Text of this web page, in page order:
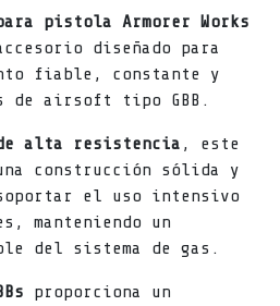
pistola Armorer Works
diseñado para
fiable, constante y
airsoft tipo GBB.
alta resistencia , este
construcción sólida y
el uso intensivo
manteniendo un
del sistema de gas.
proporciona un